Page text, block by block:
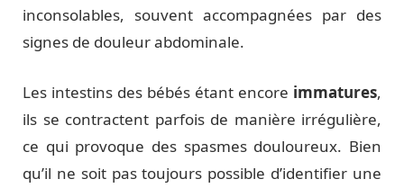
inconsolables, souvent accompagnées par des
signes de douleur abdominale.
Les intestins des bébés étant encore immatures,
ils se contractent parfois de manière irrégulière,
ce qui provoque des spasmes douloureux. Bien
qu’il ne soit pas toujours possible d’identifier une